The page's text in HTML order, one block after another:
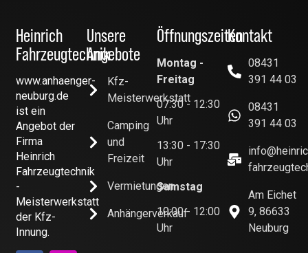
Heinrich
Fahrzeugtechnik
www.anhaenger-
neuburg.de
ist ein
Angebot der
Firma
Heinrich
Fahrzeugtechnik
-
Meisterwerkstatt
der Kfz-
Innung.
Unsere
Angebote
Kfz-
Meisterwerkstatt
Camping
und
Freizeit
Vermietungen
Anhängerverkauf
Öffnungszeiten
Montag -
Freitag
07:30 - 12:30
Uhr
13:30 - 17:30
Uhr
Samstag
10:00 - 12:00
Uhr
Kontakt
08431
391 44 03
08431
391 44 03
Am Eichet
9, 86633
Neuburg